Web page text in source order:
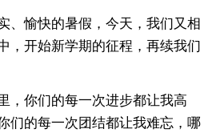
、愉快的暑假，今天，我们又相
，开始新学期的征程，再续我们
，你们的每一次进步都让我高
们的每一次团结都让我难忘，哪